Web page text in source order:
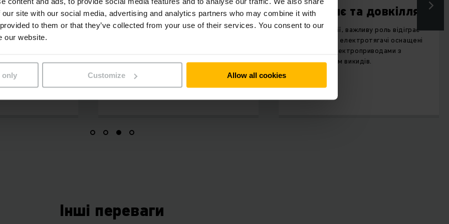
site with our social media, advertising and analytics partners who may combine it with
to them or that they’ve collected from your use of their services. You consent to our
our website.
only Customize Allow all cookies
усе
причепи йдуть
тягача
Підвищення
прибутковості
забезпечують безперебійне
транспортування на складі та особливо
енергоефективні.
Майбутнє та довкілля
Окрім економії, важливу роль відіграє
екологія: наші електротягачі оснащені
потужними електроприводами з
низьким рівнем викидів.
Інші переваги